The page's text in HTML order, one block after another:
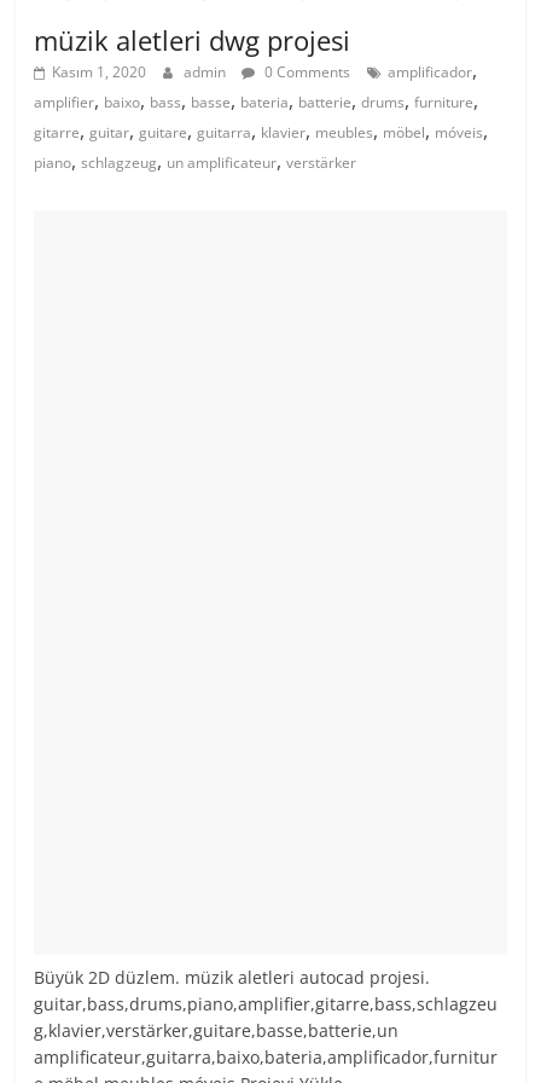
müzik aletleri dwg projesi
Kasım 1, 2020 admin 0 Comments amplificador,
amplifier, baixo, bass, basse, bateria, batterie,drums,furniture,
gitarre,guitar,guitare,guitarra, klavier, meubles, möbel, móveis,
piano,schlagzeug, un amplificateur,verstärker
Büyük 2D düzlem. müzik aletleri autocad projesi.
guitar,bass,drums,piano,amplifier,gitarre,bass,schlagzeu
g,klavier,verstärker,guitare,basse,batterie,un
amplificateur,guitarra,baixo,bateria,amplificador,furnitur